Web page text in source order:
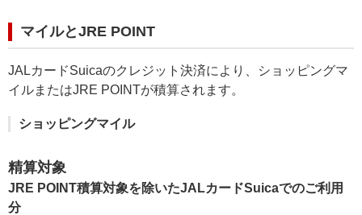
マイルとJRE POINT
JALカードSuicaのクレジット決済により、ショッピングマ
イルまたはJRE POINTが積算されます。
ショッピングマイル
精算対象
JRE POINT積算対象を除いたJALカードSuicaでのご利用
分